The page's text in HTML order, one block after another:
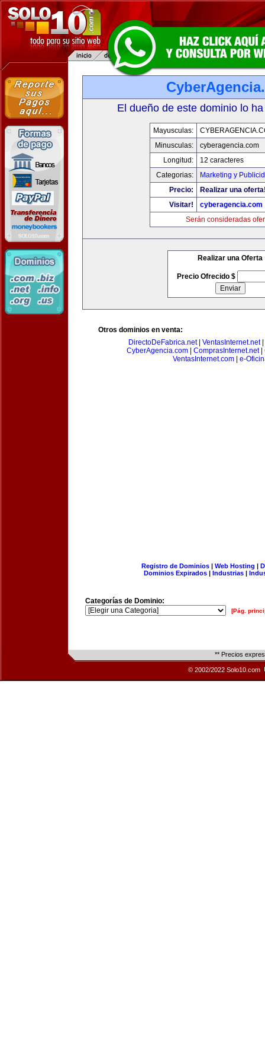
El dueño de este dominio lo
Mayusculas:
Minusculas:
cyberagencia.com
Longitud:
12 caracteres
Categorias:
Marketing y
Precio:
Realizar una
Visitar!
cyberagencia.com
Serán consideradas
Realizar una Oferta
Precio Ofrecido $
Otros dominios en venta:
DirectoDeFabrica.net| VentasInternet.net|
CyberAgencia.com| ComprasInternet.net|
VentasInternet.com
e-
Registro de Dominios| Web Hosting |
Dominios Expirados | Industrias |
Categorías de Dominio:
[Pág.
** Precios
© 2002/2022 Solo10.com